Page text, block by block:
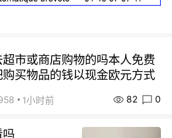
市或商店购物的吗本人免费
买物品的钱以现金欧元方式
1小时前 82 0
吗